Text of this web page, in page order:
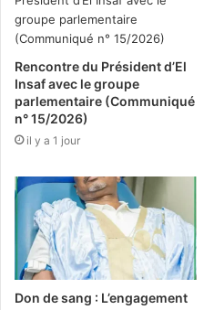
Rencontre du Président d’El
Insaf avec le groupe
parlementaire (Communiqué
n° 15/2026)
il y a 1 jour
Don de sang : L’engagement